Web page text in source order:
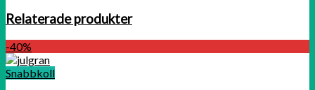
Relaterade produkter
-40%
Snabbkoll